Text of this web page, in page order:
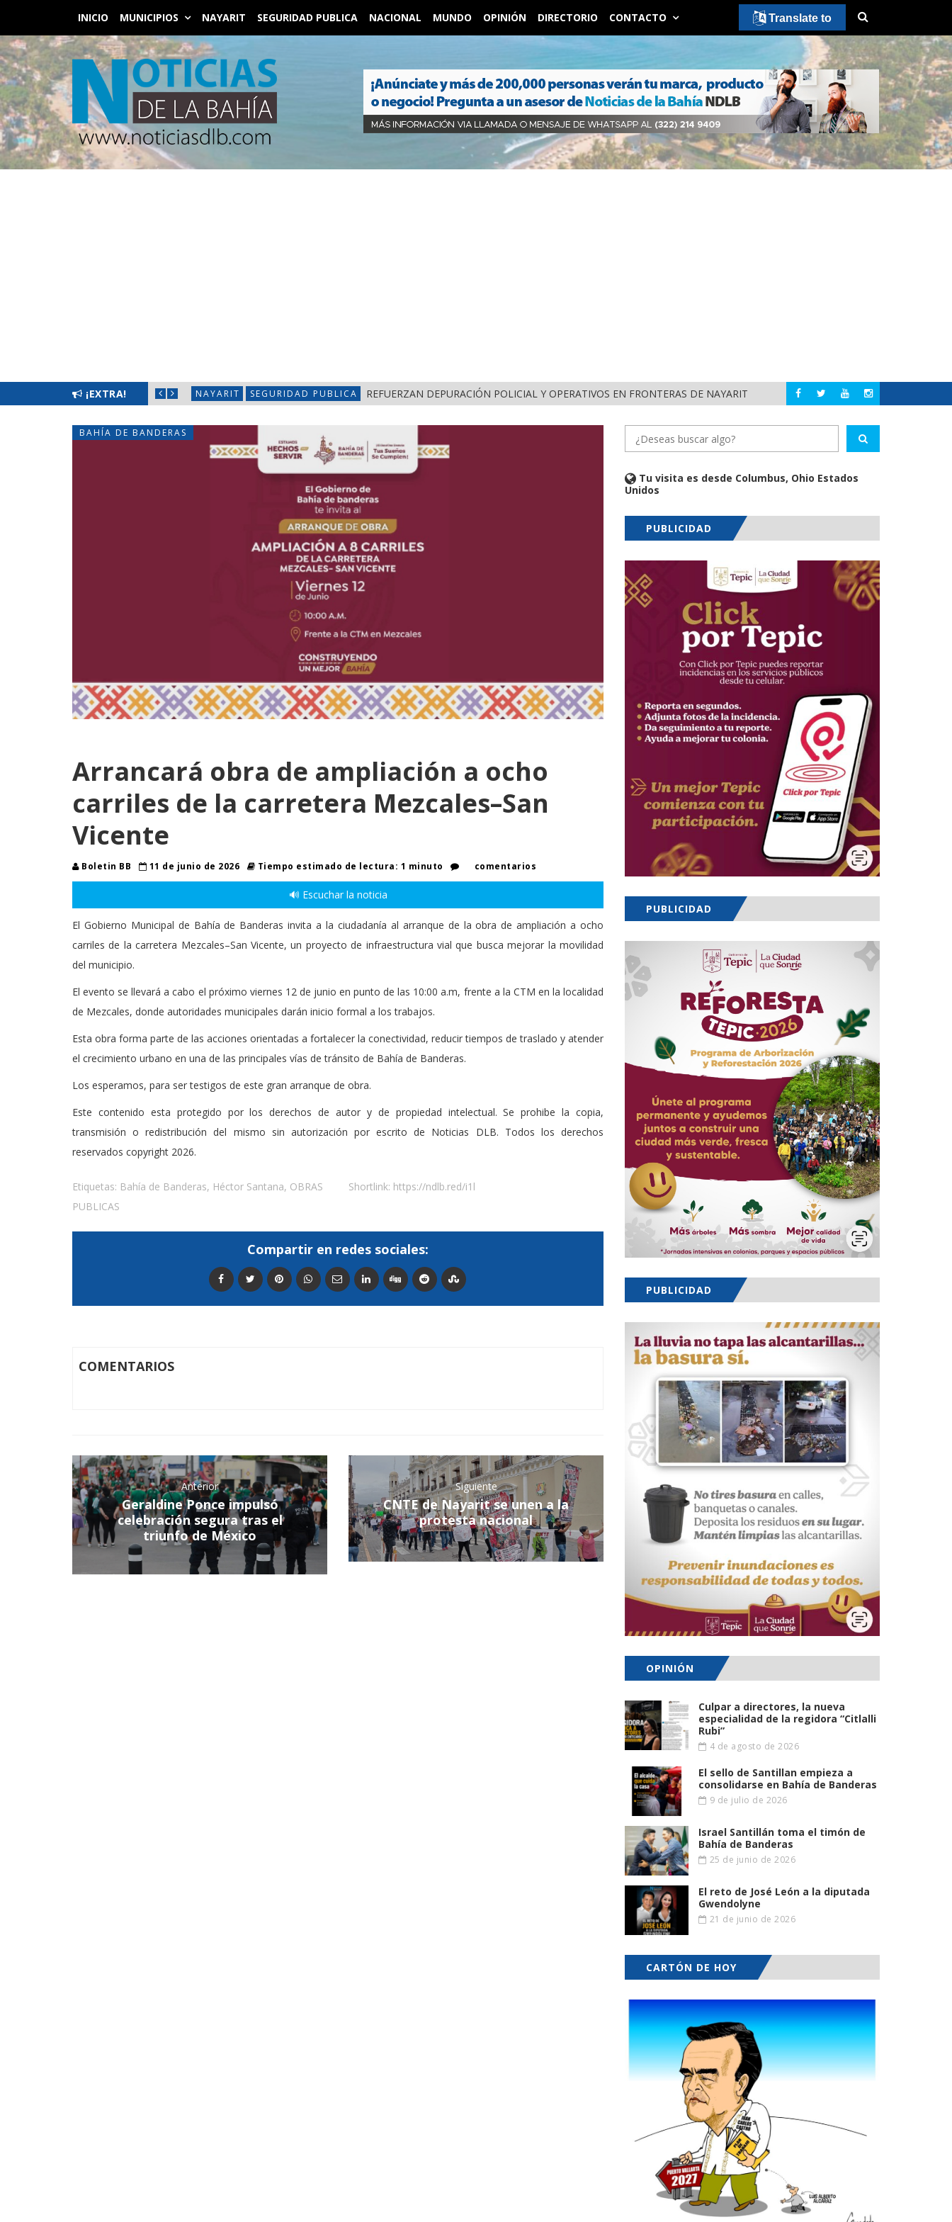
INICIO MUNICIPIOS NAYARIT SEGURIDAD PUBLICA NACIONAL MUNDO OPINIÓN DIRECTORIO CONTACTO
¡EXTRA!
EN BAHÍA DE BANDERAS NAYARIT SEGURIDAD PUBLICA REFUERZAN DEPURACIÓN POLICIAL Y OPERATIVOS EN FRONTERAS DE NAYARIT NAYARIT MUNICIPIOS DE
BAHÍA DE BANDERAS
Arrancará obra de ampliación a ocho
carriles de la carretera Mezcales–San
Vicente
Boletin BB 11 de junio de 2026 Tiempo estimado de lectura: 1 minuto comentarios
🔊 Escuchar la noticia
El Gobierno Municipal de Bahía de Banderas invita a la ciudadanía al arranque de la obra de ampliación a ocho
carriles de la carretera Mezcales–San Vicente, un proyecto de infraestructura vial que busca mejorar la movilidad
del municipio.
El evento se llevará a cabo el próximo viernes 12 de junio en punto de las 10:00 a.m, frente a la CTM en la localidad
de Mezcales, donde autoridades municipales darán inicio formal a los trabajos.
Esta obra forma parte de las acciones orientadas a fortalecer la conectividad, reducir tiempos de traslado y atender
el crecimiento urbano en una de las principales vías de tránsito de Bahía de Banderas.
Los esperamos, para ser testigos de este gran arranque de obra.
Este contenido esta protegido por los derechos de autor y de propiedad intelectual. Se prohibe la copia,
transmisión o redistribución del mismo sin autorización por escrito de Noticias DLB. Todos los derechos
reservados copyright 2026.
Etiquetas: Bahía de Banderas, Héctor Santana, OBRAS
PUBLICAS
Shortlink: https://ndlb.red/i1l
Compartir en redes sociales:
COMENTARIOS
Anterior
Geraldine Ponce impulsó
celebración segura tras el
triunfo de México
Siguiente
CNTE de Nayarit se unen a la
protesta nacional
Tu visita es desde Columbus, Ohio Estados
Unidos
PUBLICIDAD
PUBLICIDAD
PUBLICIDAD
OPINIÓN
Culpar a directores, la nueva
especialidad de la regidora “Citlalli
Rubi”
4 de agosto de 2026
El sello de Santillan empieza a
consolidarse en Bahía de Banderas
9 de julio de 2026
Israel Santillán toma el timón de
Bahía de Banderas
25 de junio de 2026
El reto de José León a la diputada
Gwendolyne
21 de junio de 2026
CARTÓN DE HOY
Translate to